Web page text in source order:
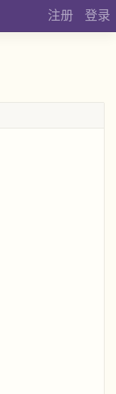
注册 登录